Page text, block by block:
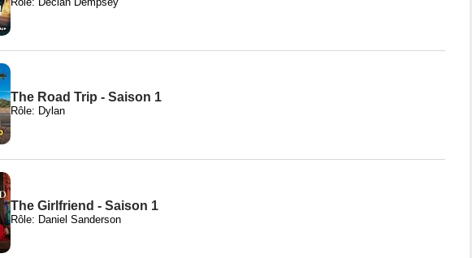
The Road Trip - Saison 1
Rôle: Dylan
The Girlfriend - Saison 1
Rôle: Daniel Sanderson